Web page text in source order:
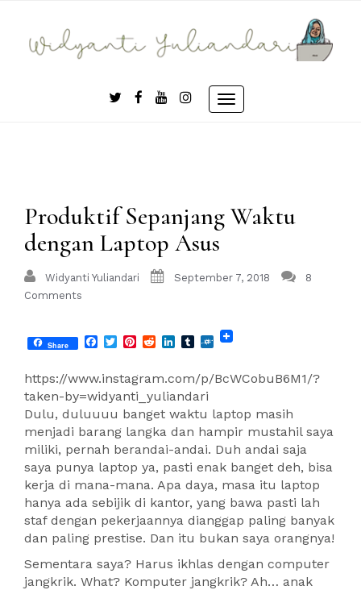
content
Toggle
Produktif Sepanjang Waktu
dengan Laptop Asus
Widyanti Yuliandari September 7, 2018
8
Comments
Share Facebook
TwitterPinterest
RedditLinkedIn
Tumblr
Folkd
https://www.instagram.com/p/BcWCobuB6M1/?
taken-by=widyanti_yuliandari
Dulu, duluuuu banget waktu laptop masih
menjadi barang langka dan hampir mustahil saya
miliki, pernah berandai-andai. Duh andai saja
saya punya laptop ya, pasti enak banget deh, bisa
kerja di mana-mana. Apa daya, masa itu laptop
hanya ada sebijik di kantor, yang bawa pasti lah
staf dengan pekerjaannya dianggap paling banyak
dan paling prestise. Dan itu bukan saya orangnya!
Sementara saya? Harus ikhlas dengan computer
jangkrik. What? Komputer jangkrik? Ah… anak